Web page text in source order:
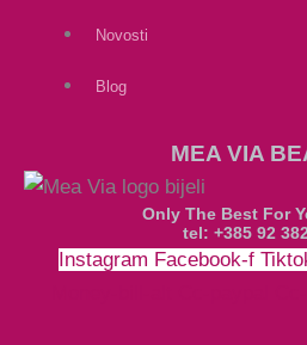
Novosti
Blog
MEA VIA
Only The Best For
tel: +385 92
Instagram Facebook-f